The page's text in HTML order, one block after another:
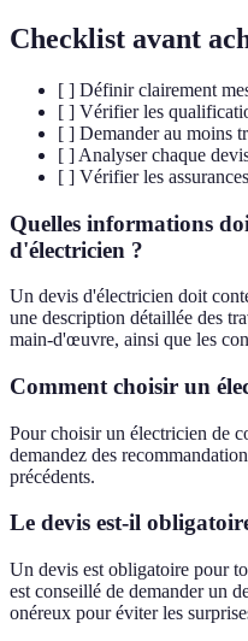
Checklist avant
[ ] Définir clairement
[ ] Vérifier les
[ ] Demander au moins
[ ] Analyser chaque
[ ] Vérifier les
Quelles informations
d'électricien ?
Un devis d'électricien doit
une description détaillée des
main-d'œuvre, ainsi que les
Comment choisir un
Pour choisir un électricien de
demandez des
précédents.
Le devis est-il
Un devis est obligatoire pour
est conseillé de demander un
onéreux pour éviter les